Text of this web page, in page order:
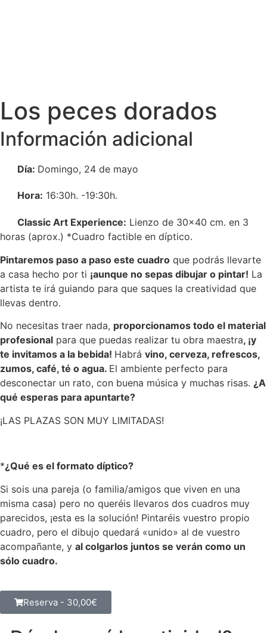
Los peces dorados
Información adicional
Día: Domingo, 24 de mayo
Hora: 16:30h. -19:30h.
Classic Art Experience: Lienzo de 30×40 cm. en 3
horas (aprox.) *Cuadro factible en díptico.
Pintaremos paso a paso este cuadro que podrás llevarte
a casa hecho por ti ¡aunque no sepas dibujar o pintar! La
artista te irá guiando para que saques la creatividad que
llevas dentro.
No necesitas traer nada, proporcionamos todo el material
profesional para que puedas realizar tu obra maestra, ¡y
te invitamos a la bebida! Habrá vino, cerveza, refrescos,
zumos, café, té o agua. El ambiente perfecto para
desconectar un rato, con buena música y muchas risas. ¿A
qué esperas para apuntarte?
¡LAS PLAZAS SON MUY LIMITADAS!
*¿Qué es el formato díptico?
Si sois una pareja (o familia/amigos que viven en una
misma casa) pero no queréis llevaros dos cuadros muy
parecidos, ¡esta es la solución! Pintaréis vuestro propio
cuadro, pero el dibujo quedará «unido» al de vuestro
acompañante, y al colgarlos juntos se verán como un
sólo cuadro.
Reserva - 30,00€